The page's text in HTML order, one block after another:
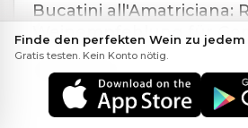
Bucatini all'Amatriciana:
Weinempfehlung für
Artikel lesen
Finde den perfekten Wein zu jedem
Gratis testen. Kein Konto nötig.